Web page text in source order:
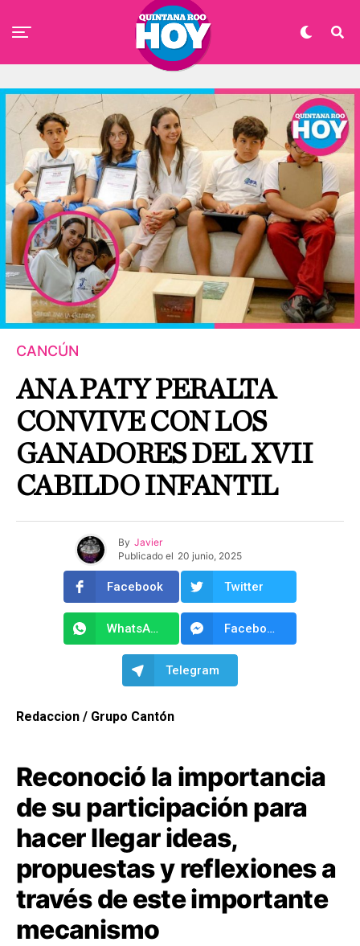
CANCÚN
ANA PATY PERALTA
CONVIVE CON LOS
GANADORES DEL XVII
CABILDO INFANTIL
By Javier
Publicado el 20 junio, 2025
Facebook Twitter
WhatsApp Facebook Messenger
Telegram
Redaccion / Grupo Cantón
Reconoció la importancia
de su participación para
hacer llegar ideas,
propuestas y reflexiones a
través de este importante
mecanismo